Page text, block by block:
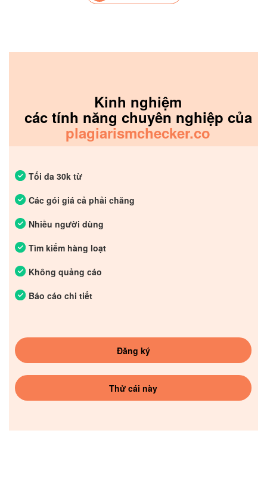
Kinh nghiệm
các tính năng chuyên nghiệp của
plagiarismchecker.co
Tối đa 30k từ
Các gói giá cả phải chăng
Nhiều người dùng
Tìm kiếm hàng loạt
Không quảng cáo
Báo cáo chi tiết
Đăng ký
Thử cái này